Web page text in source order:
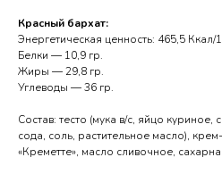
Красный бархат:
Энергетическая ценность: 465,5 Ккал/
Белки — 10,9 гр.
Жиры — 29,8 гр.
Углеводы — 36 гр.
Состав: тесто (мука в/с, яйцо куриное,
сода, соль, растительное масло),
«Креметте», масло сливочное,